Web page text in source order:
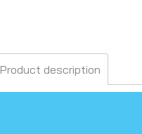
Product description